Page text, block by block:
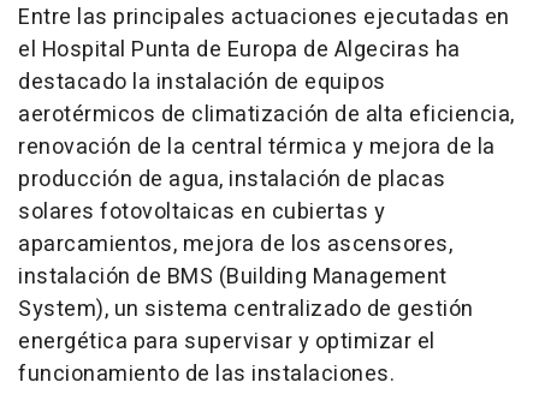
Entre las principales actuaciones ejecutadas en
el Hospital Punta de Europa de Algeciras ha
destacado la instalación de equipos
aerotérmicos de climatización de alta eficiencia,
renovación de la central térmica y mejora de la
producción de agua, instalación de placas
solares fotovoltaicas en cubiertas y
aparcamientos, mejora de los ascensores,
instalación de BMS (Building Management
System), un sistema centralizado de gestión
energética para supervisar y optimizar el
funcionamiento de las instalaciones.